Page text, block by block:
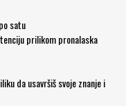
satu
prilikom pronalaska
da usavršiš svoje znanje i